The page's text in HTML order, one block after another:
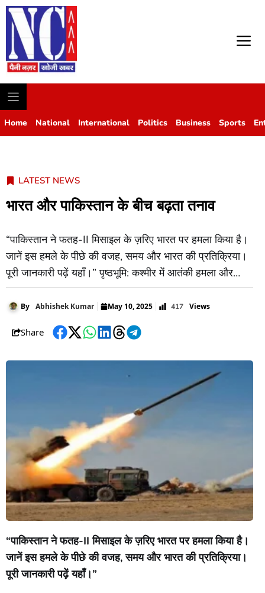
Home National International Politics Business Sports
LATEST NEWS
भारत और पाकिस्तान के बीच बढ़ता तनाव
“पाकिस्तान ने फतह-II मिसाइल के ज़रिए भारत पर हमला किया है।
जानें इस हमले के पीछे की वजह, समय और भारत की प्रतिक्रिया।
पूरी जानकारी पढ़ें यहाँ।” पृष्ठभूमि: कश्मीर में आतंकी हमला और
प्रतिक्रिया 2025 में, भारतीय नियंत्रित कश्मीर के पहलगाम क्षेत्र में
एक आतंकवादी हमले में 26 नागरिकों की मृत्यु हो गई। इस हमले
By Abhishek Kumar May 10, 2025 417 Views
Share
Facebook
TwitterWhatsApp
LinkedIn
ThreadsTelegram
“पाकिस्ताननेफतह-IIमिसाइलकेज़रिएभारतपरहमलाकियाहै।
जानेंइसहमलेकेपीछेकीवजह,समयऔरभारतकीप्रतिक्रिया।
पूरीजानकारीपढ़ेंयहाँ।”